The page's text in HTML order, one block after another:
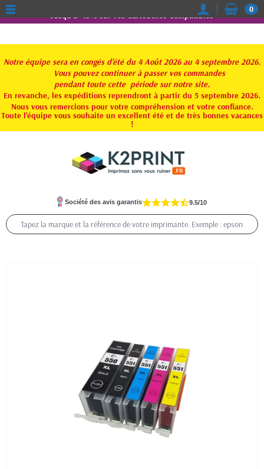
Jusqu'à -15% sur vos Cartouches Compatibles
Notre équipe sera en congés d'été du 4 Août 2026 au 4 septembre 2026.
Vous pouvez continuer à passer vos commandes
pendant toute cette période sur notre site.
En revanche, les expéditions reprendront à partir du 5 septembre 2026.
Nous vous remercions pour votre compréhension et votre confiance.
Toute l'équipe vous souhaite un excellent été et de très bonnes vacances
!
0
Société des avis garantis 9.5/10